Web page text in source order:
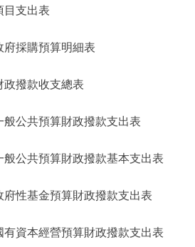
北京概況
綠色北京
ENGLISH
支出表
採購預算明細表
撥款收支總表
公共預算財政撥款支出表
共預算財政撥款基本支出表
基金預算財政撥款支出表
本經營預算財政撥款支出表